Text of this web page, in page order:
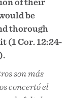
be
thorough
(1 Cor. 12:24-
son más
concertó el